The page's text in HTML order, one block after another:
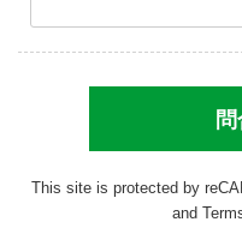
This site is protected by
and